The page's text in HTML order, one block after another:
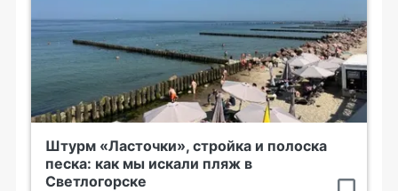
Штурм «Ласточки», стройка и полоска
песка: как мы искали пляж в
Светлогорске